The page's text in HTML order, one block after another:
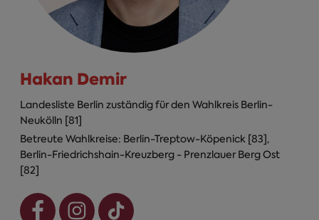
Hakan Demir
Landesliste Berlin zuständig für den Wahlkreis Berlin-
Neukölln [81]
Betreute Wahlkreise: Berlin-Treptow-Köpenick [83],
Berlin-Friedrichshain-Kreuzberg - Prenzlauer Berg Ost
[82]